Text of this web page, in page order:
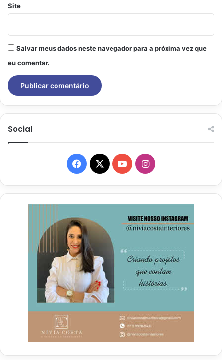
Site
Salvar meus dados neste navegador para a próxima vez que
eu comentar.
Social
Facebook
X YouTubeInstagram